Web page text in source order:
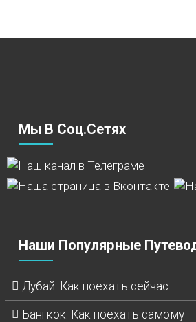
Мы В Соц.сетях
Наши Популярные
Дубай: Как поехать сейчас
Бангкок: Как поехать самому